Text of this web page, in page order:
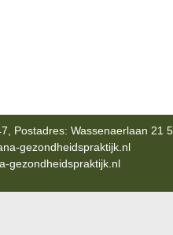
Postadres: Wassenaerlaan 21
gezondheidspraktijk.nl
gezondheidspraktijk.nl